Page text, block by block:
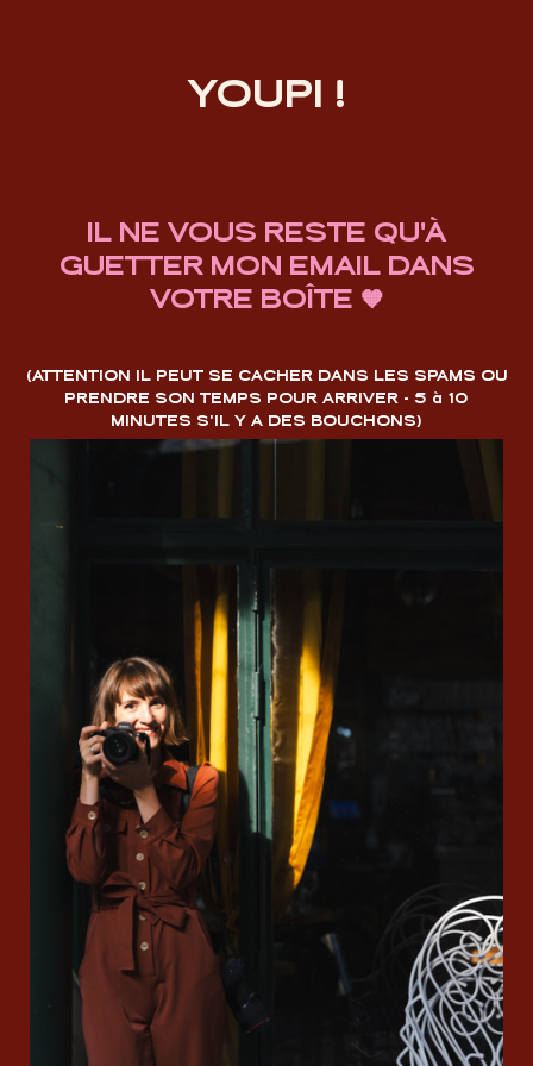
YOUPI !
IL NE VOUS RESTE QU'À
GUETTER MON EMAIL DANS
VOTRE BOÎTE 🧡
(ATTENTION IL PEUT SE CACHER DANS LES SPAMS OU
PRENDRE SON TEMPS POUR ARRIVER - 5 à 10
MINUTES S'IL Y A DES BOUCHONS)